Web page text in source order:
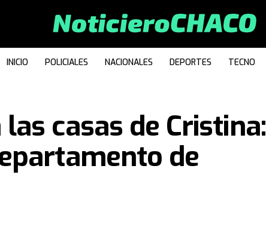
INICIO POLICIALES NACIONALES DEPORTES TECNO
casas de Cristina:
de